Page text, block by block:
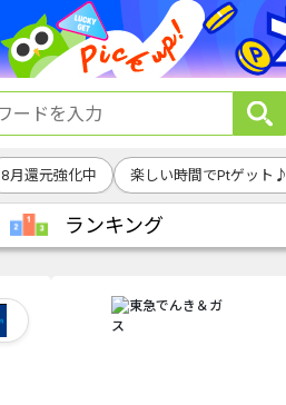
8月還元強化中 楽しい時間でPtゲット♪
ランキング